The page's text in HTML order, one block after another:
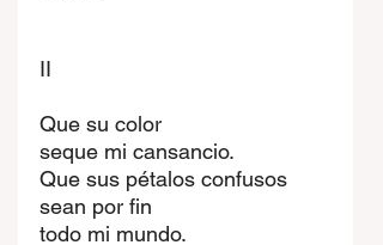
II
Que su color
seque mi cansancio.
Que sus pétalos confusos
sean por fin
todo mi mundo.